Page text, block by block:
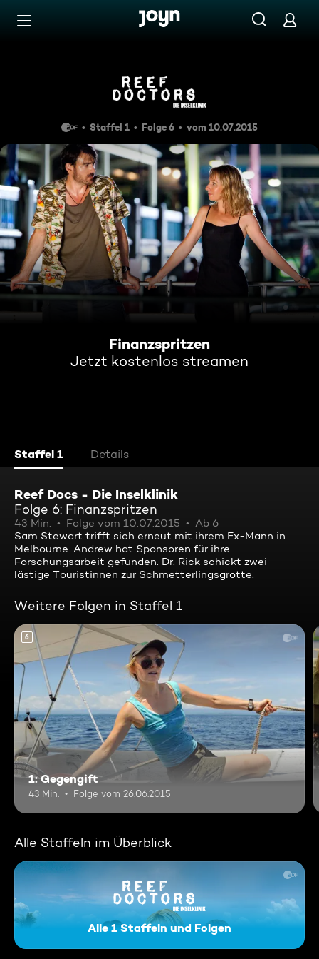
Zum Inhalt springen
Finanzspritzen
Staffel 1 Folge 6 vom 10.07.2015
Finanzspritzen
Jetzt kostenlos streamen
Staffel 1 Details
Reef Docs - Die Inselklinik
Folge 6: Finanzspritzen
43 Min. Folge vom 10.07.2015
Ab 6
Sam Stewart trifft sich erneut mit ihrem Ex-Mann in
Melbourne. Andrew hat Sponsoren für ihre
Forschungsarbeit gefunden. Dr. Rick schickt zwei
lästige Touristinnen zur Schmetterlingsgrotte.
Weitere Folgen in Staffel 1
6
1: Gegengift
43 Min. Folge vom 26.06.2015
Alle Staffeln im Überblick
Alle 1 Staffeln und Folgen